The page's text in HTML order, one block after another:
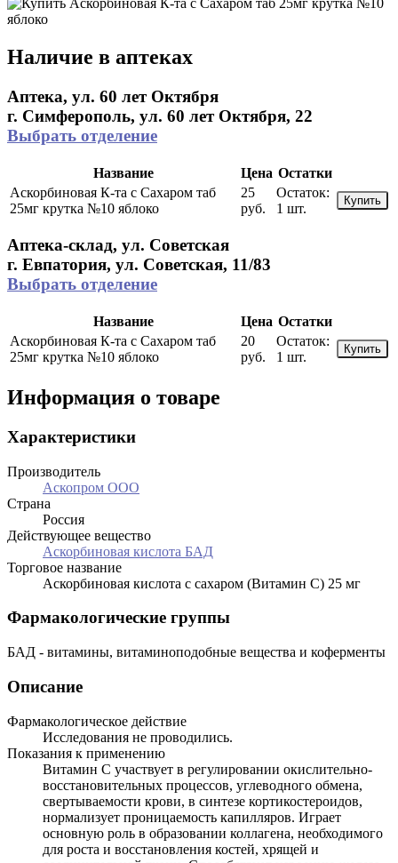
Наличие в аптеках
Аптека, ул. 60 лет Октября
г. Симферополь, ул. 60 лет Октября, 22
Выбрать отделение
Название Цена Остатки
Аскорбиновая К-та с Сахаром таб
25мг крутка №10 яблоко
25
руб.
Остаток:
1 шт.
Купить
Аптека-склад, ул. Советская
г. Евпатория, ул. Советская, 11/83
Выбрать отделение
Название Цена Остатки
Аскорбиновая К-та с Сахаром таб
25мг крутка №10 яблоко
20
руб.
Остаток:
1 шт.
Купить
Информация о товаре
Характеристики
Производитель
Аскопром ООО
Страна
Россия
Действующее вещество
Аскорбиновая кислота БАД
Торговое название
Аскорбиновая кислота с сахаром (Витамин С) 25 мг
Фармакологические группы
БАД - витамины, витаминоподобные вещества и коферменты
Описание
Фармакологическое действие
Исследования не проводились.
Показания к применению
Витамин С участвует в регулировании окислительно-
восстановительных процессов, углеводного обмена,
свертываемости крови, в синтезе кортикостероидов,
нормализует проницаемость капилляров. Играет
основную роль в образовании коллагена, необходимого
для роста и восстановления костей, хрящей и